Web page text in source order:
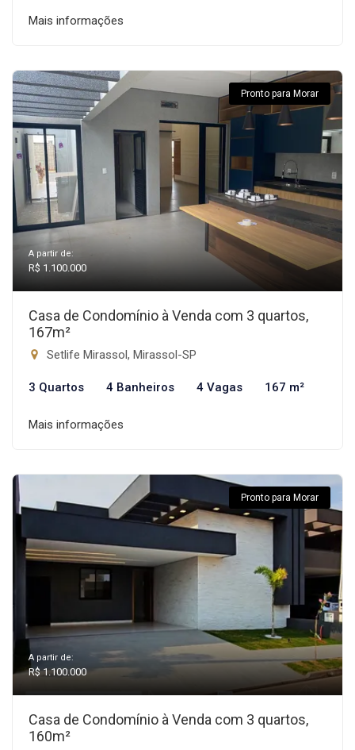
Mais informações
Pronto para Morar
A partir de:
R$ 1.100.000
Casa de Condomínio à Venda com 3 quartos,
167m²
Setlife Mirassol, Mirassol-SP
3 Quartos 4 Banheiros 4 Vagas 167 m²
Mais informações
Pronto para Morar
A partir de:
R$ 1.100.000
Casa de Condomínio à Venda com 3 quartos,
160m²